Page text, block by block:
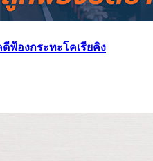
ฟ้องกระทะโคเรียคิง